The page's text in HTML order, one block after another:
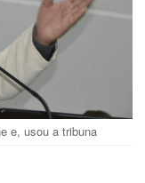
e, usou a tribuna